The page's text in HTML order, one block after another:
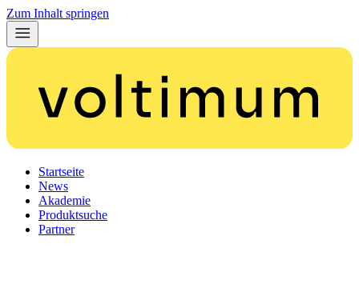
Zum Inhalt springen
Startseite
News
Akademie
Produktsuche
Partner